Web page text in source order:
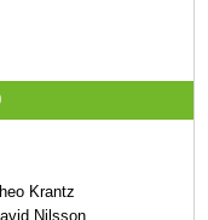
Krantz
Nilsson